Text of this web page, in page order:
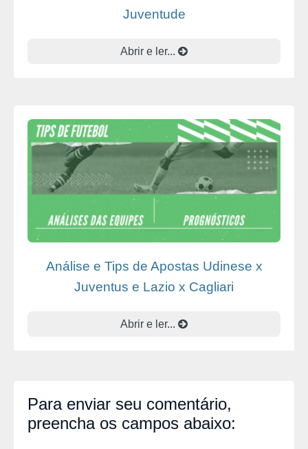
Juventude
Abrir e ler...
Análise e Tips de Apostas Udinese x
Juventus e Lazio x Cagliari
Abrir e ler...
Para enviar seu comentário,
preencha os campos abaixo: